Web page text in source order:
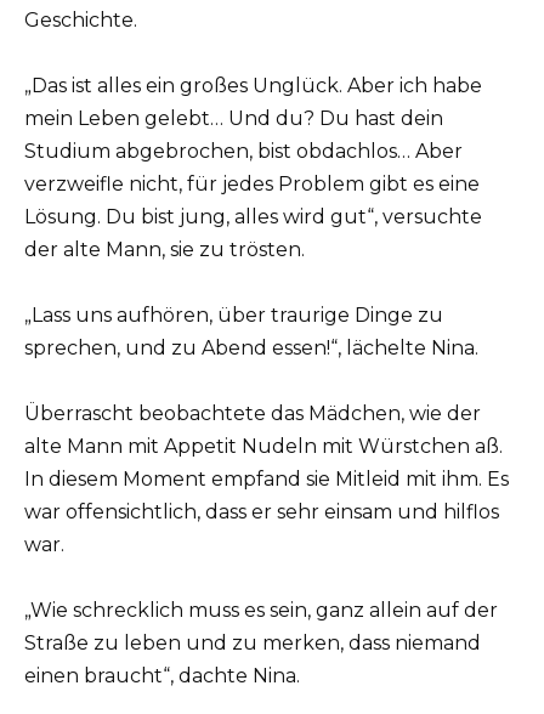
Geschichte.
„Das ist alles ein großes Unglück. Aber ich habe
mein Leben gelebt… Und du? Du hast dein
Studium abgebrochen, bist obdachlos… Aber
verzweifle nicht, für jedes Problem gibt es eine
Lösung. Du bist jung, alles wird gut“, versuchte
der alte Mann, sie zu trösten.
„Lass uns aufhören, über traurige Dinge zu
sprechen, und zu Abend essen!“, lächelte Nina.
Überrascht beobachtete das Mädchen, wie der
alte Mann mit Appetit Nudeln mit Würstchen aß.
In diesem Moment empfand sie Mitleid mit ihm. Es
war offensichtlich, dass er sehr einsam und hilflos
war.
„Wie schrecklich muss es sein, ganz allein auf der
Straße zu leben und zu merken, dass niemand
einen braucht“, dachte Nina.